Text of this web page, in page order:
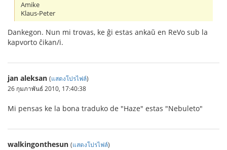
Amike
Klaus-Peter
Dankegon. Nun mi trovas, ke ĝi estas ankaŭ en ReVo sub la
kapvorto ĉikan/i.
jan aleksan (แสดงโปรไฟล์)
26 กุมภาพันธ์ 2010, 17:40:38
Mi pensas ke la bona traduko de "Haze" estas "Nebuleto"
walkingonthesun (แสดงโปรไฟล์)